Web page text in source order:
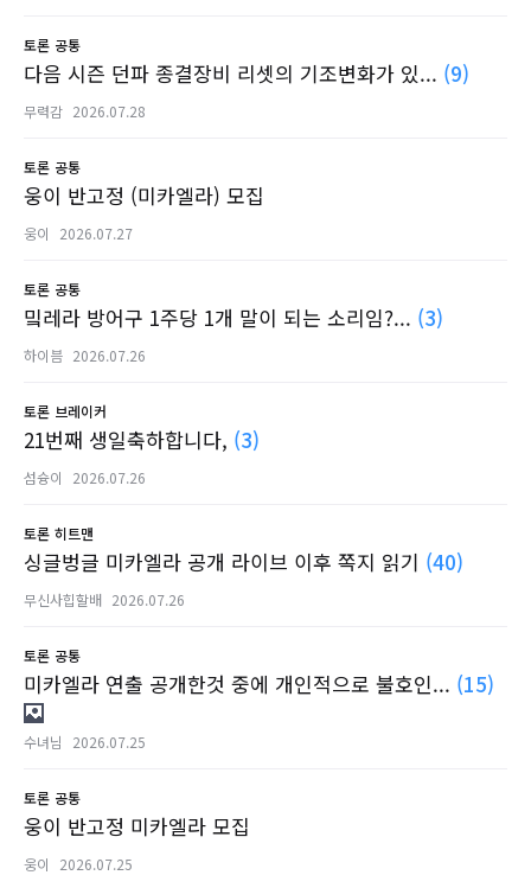
토론 공통
다음 시즌 던파 종결장비 리셋의 기조변화가 있... (9)
무력감 2026.07.28
토론 공통
웅이 반고정 (미카엘라) 모집
웅이 2026.07.27
토론 공통
밐레라 방어구 1주당 1개 말이 되는 소리임?... (3)
하이븜 2026.07.26
토론 브레이커
21번째 생일축하합니다, (3)
섬슝이 2026.07.26
토론 히트맨
싱글벙글 미카엘라 공개 라이브 이후 쪽지 읽기 (40)
무신사힙할배 2026.07.26
토론 공통
미카엘라 연출 공개한것 중에 개인적으로 불호인... (15)
수녀님 2026.07.25
토론 공통
웅이 반고정 미카엘라 모집
웅이 2026.07.25